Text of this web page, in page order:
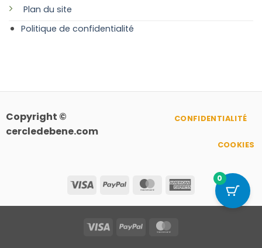
Plan du site
Politique de confidentialité
Copyright ©
cercledebene.com
Visa PayPal MasterCardAmerican
Express
CONFIDENTIALITÉ
COOKIES
Visa PayPal
0